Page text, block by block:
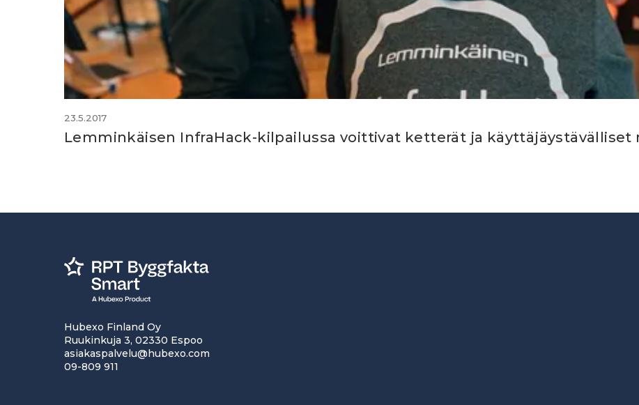
23.5.2017
Lemminkäisen InfraHack-kilpailussa voittivat ketterät ja käyttäjäystävälliset
Hubexo Finland Oy
Ruukinkuja 3, 02330 Espoo
asiakaspalvelu@hubexo.com
09-809 911